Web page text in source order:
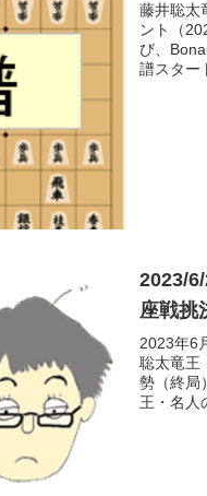
藤井聡太
ント（
び、
譜スター
2023/
座戦挑
2023年6
聡太竜王
勢（終局
王・名人